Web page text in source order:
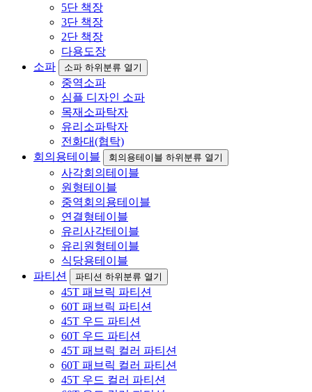
5단 책장
3단 책장
2단 책장
다용도장
소파
소파 하위분류 열기
중역소파
심플 디자인 소파
목재소파탁자
유리소파탁자
전화대(협탁)
회의용테이블
회의용테이블 하위분류 열기
사각회의테이블
원형테이블
중역회의용테이블
연결형테이블
유리사각테이블
유리원형테이블
식당용테이블
파티션
파티션 하위분류 열기
45T 패브릭 파티션
60T 패브릭 파티션
45T 우드 파티션
60T 우드 파티션
45T 패브릭 컬러 파티션
60T 패브릭 컬러 파티션
45T 우드 컬러 파티션